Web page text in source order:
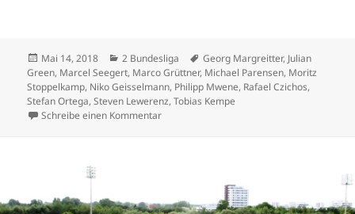
Veröffentlicht
am
Mai 14, 2018 Kategorien
2 Bundesliga Schlagwörter
Georg Margreitter, Julian
Green, Marcel Seegert, Marco Grüttner, Michael Parensen, Moritz
Stoppelkamp, Niko Geisselmann, Philipp Mwene, Rafael Czichos,
Stefan Ortega,Steven Lewerenz,Tobias Kempe
Schreibe einen Kommentarzu 2 Bundesliga: Darmstadt mit